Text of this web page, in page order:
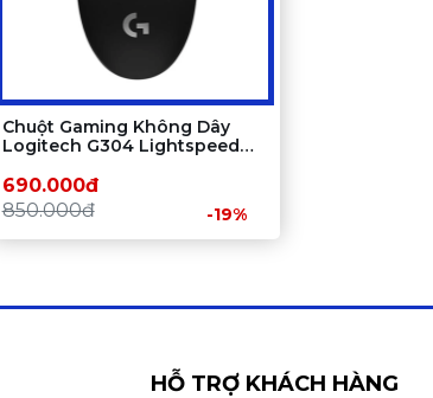
Chuột Gaming Không Dây
Logitech G304 Lightspeed
690.000đ
850.000đ
-19%
HỖ TRỢ KHÁCH HÀNG